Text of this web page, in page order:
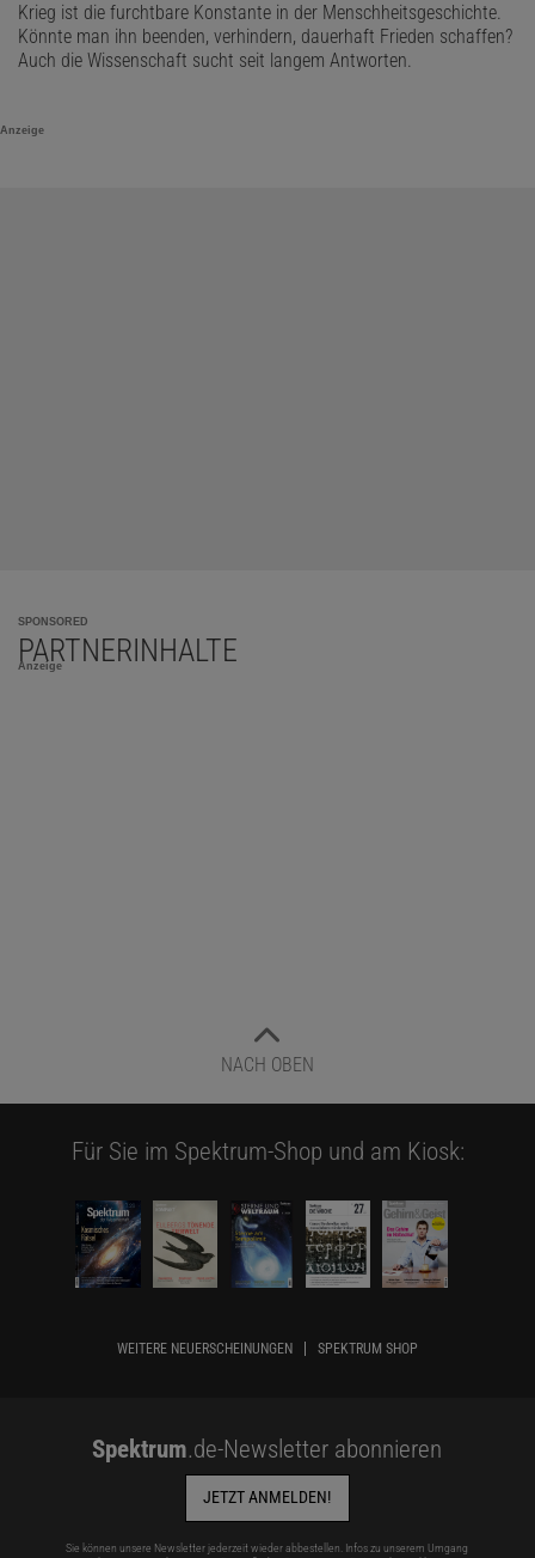
Krieg ist die furchtbare Konstante in der Menschheitsgeschichte.
Könnte man ihn beenden, verhindern, dauerhaft Frieden schaffen?
Auch die Wissenschaft sucht seit langem Antworten.
Anzeige
SPONSORED
PARTNERINHALTE
Anzeige
NACH OBEN
Für Sie im Spektrum-Shop und am Kiosk:
WEITERE NEUERSCHEINUNGEN SPEKTRUM SHOP
Spektrum.de-Newsletter abonnieren
JETZT ANMELDEN!
Sie können unsere Newsletter jederzeit wieder abbestellen. Infos zu unserem Umgang